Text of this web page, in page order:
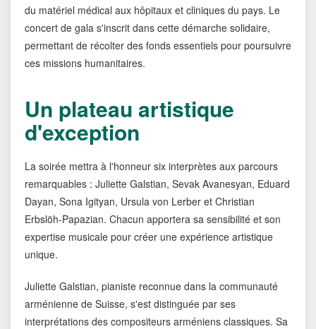
du matériel médical aux hôpitaux et cliniques du pays. Le
concert de gala s'inscrit dans cette démarche solidaire,
permettant de récolter des fonds essentiels pour poursuivre
ces missions humanitaires.
Un plateau artistique
d'exception
La soirée mettra à l'honneur six interprètes aux parcours
remarquables : Juliette Galstian, Sevak Avanesyan, Eduard
Dayan, Sona Igityan, Ursula von Lerber et Christian
Erbslöh-Papazian. Chacun apportera sa sensibilité et son
expertise musicale pour créer une expérience artistique
unique.
Juliette Galstian, pianiste reconnue dans la communauté
arménienne de Suisse, s'est distinguée par ses
interprétations des compositeurs arméniens classiques. Sa